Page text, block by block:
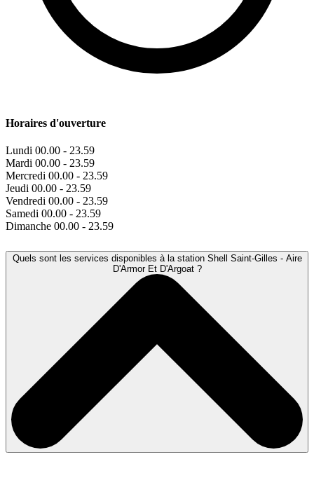
Horaires d'ouverture
Lundi 00.00 - 23.59
Mardi 00.00 - 23.59
Mercredi 00.00 - 23.59
Jeudi 00.00 - 23.59
Vendredi 00.00 - 23.59
Samedi 00.00 - 23.59
Dimanche 00.00 - 23.59
Quels sont les services disponibles à la station Shell Saint-Gilles - Aire
D'Armor Et D'Argoat ?